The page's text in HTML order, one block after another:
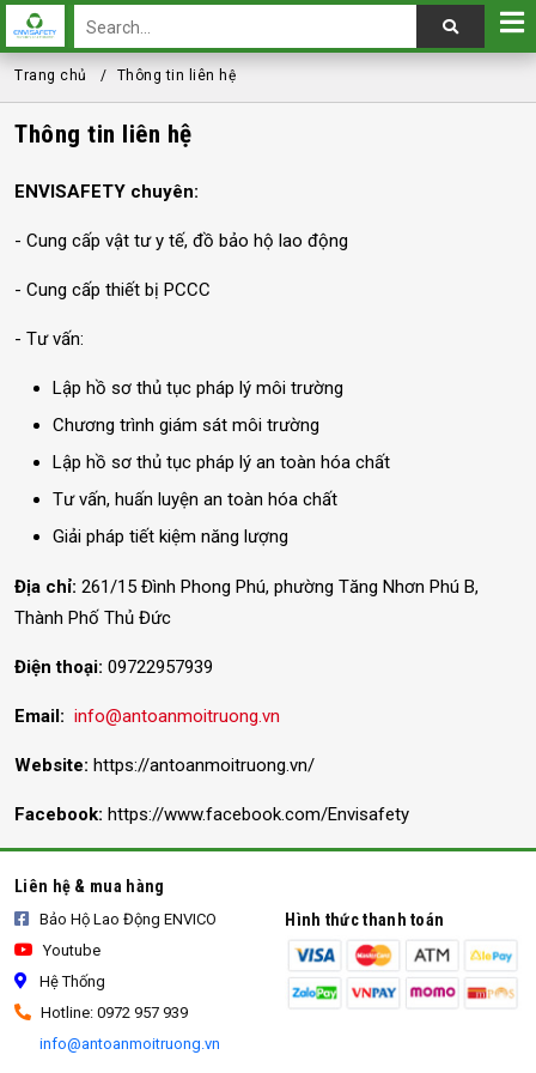
Trang chủ Thông tin liên hệ
Thông tin liên hệ
ENVISAFETY chuyên:
- Cung cấp vật tư y tế, đồ bảo hộ lao động
- Cung cấp thiết bị PCCC
- Tư vấn:
Lập hồ sơ thủ tục pháp lý môi trường
Chương trình giám sát môi trường
Lập hồ sơ thủ tục pháp lý an toàn hóa chất
Tư vấn, huấn luyện an toàn hóa chất
Giải pháp tiết kiệm năng lượng
Địa chỉ: 261/15 Đình Phong Phú, phường Tăng Nhơn Phú B,
Thành Phố Thủ Đức
Điện thoại: 09722957939
Email: info@antoanmoitruong.vn
Website: https://antoanmoitruong.vn/
Facebook: https://www.facebook.com/Envisafety
Liên hệ & mua hàng
Bảo Hộ Lao Động ENVICO
Youtube
Hệ Thống
Hotline: 0972 957 939
info@antoanmoitruong.vn
Hình thức thanh toán